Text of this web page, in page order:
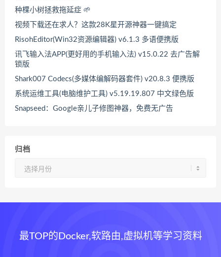
种棵小树拯救拖延症 🌱
视频下载还在求人？这款28K星开源神器一键搞定
RisohEditor(Win32资源编辑器) v6.1.3 多语便携版
讯飞输入法APP(更好用的手机输入法) v15.0.22 去广告解
锁版
Shark007 Codecs(多媒体编解码器套件) v20.8.3 便携版
系统运维工具(电脑维护工具) v5.19.19.807 中文绿色版
Snapseed：Google亲儿子修图神器，免费无广告
归档
最TOP的Docker,软路由,虚拟机等学习资料